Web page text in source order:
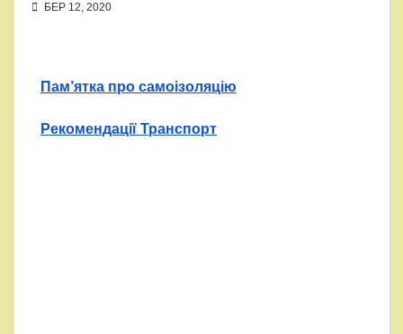
БЕР 12, 2020
Пам’ятка про самоізоляцію
Рекомендації Транспорт